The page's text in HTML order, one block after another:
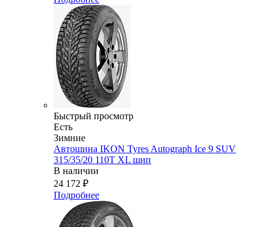
Быстрый просмотр
Есть
Зимние
Автошина IKON Tyres Autograph Ice 9 SUV
315/35/20 110T XL шип
В наличии
24 172 ₽
Подробнее